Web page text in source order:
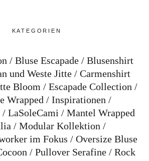
KATEGORIEN
Bluse Escapade
Blusenshirt
und Weste Jitte
Carmenshirt
Bloom
Escapade Collection
Wrapped
Inspirationen
LaSoleCami
Mantel Wrapped
Modular Kollektion
im Fokus
Oversize Bluse
Pullover Serafine
Rock